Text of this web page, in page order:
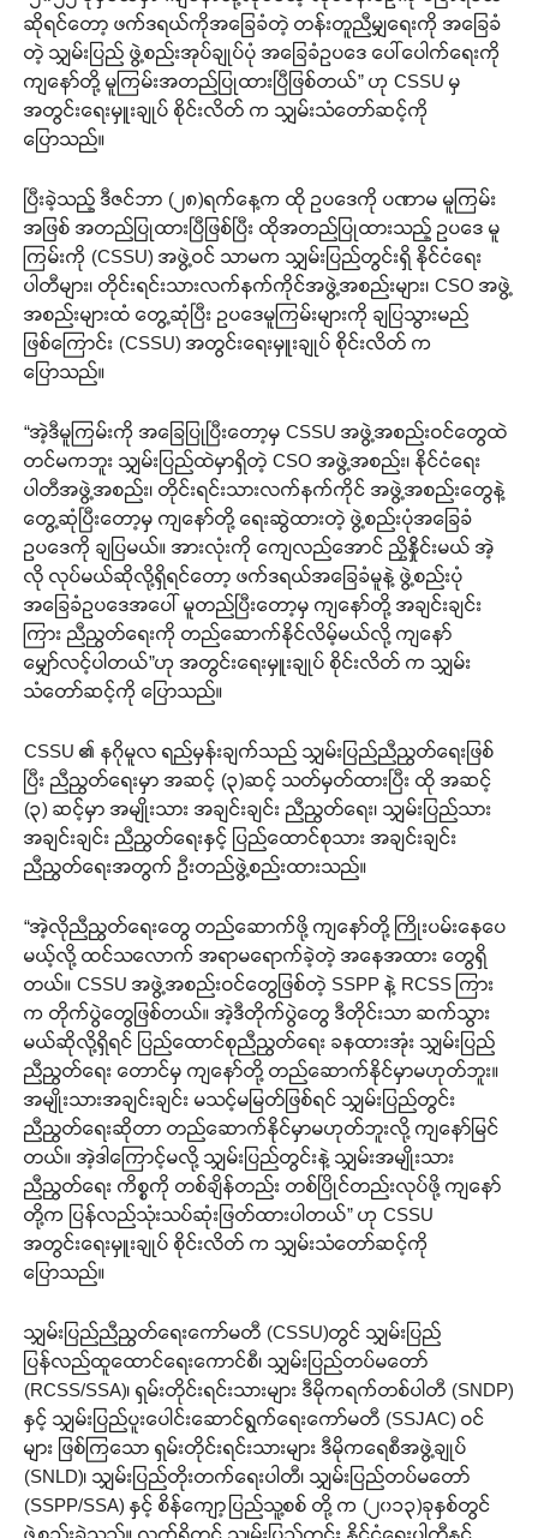
ဆိုရင်တော့ ဖက်ဒရယ်ကိုအခြေခံတဲ့ တန်းတူညီမျှရေးကို အခြေခံ
တဲ့ သျှမ်းပြည် ဖွဲ့စည်းအုပ်ချုပ်ပုံ အခြေခံဥပဒေ ပေါ်ပေါက်ရေးကို
ကျနော်တို့ မူကြမ်းအတည်ပြုထားပြီဖြစ်တယ်” ဟု CSSU မှ
အတွင်းရေးမှူးချုပ် စိုင်းလိတ် က သျှမ်းသံတော်ဆင့်ကို
ပြောသည်။
ပြီးခဲ့သည့် ဒီဇင်ဘာ (၂၈)ရက်နေ့က ထို ဥပဒေကို ပဏာမ မူကြမ်း
အဖြစ် အတည်ပြုထားပြီဖြစ်ပြီး ထိုအတည်ပြုထားသည့် ဥပဒေ မူ
ကြမ်းကို (CSSU) အဖွဲ့ဝင် သာမက သျှမ်းပြည်တွင်းရှိ နိုင်ငံရေး
ပါတီများ၊ တိုင်းရင်းသားလက်နက်ကိုင်အဖွဲ့အစည်းများ၊ CSO အဖွဲ့
အစည်းများထံ တွေ့ဆုံပြီး ဥပဒေမူကြမ်းများကို ချပြသွားမည်
ဖြစ်ကြောင်း (CSSU) အတွင်းရေးမှူးချုပ် စိုင်းလိတ် က
ပြောသည်။
“အဲ့ဒီမူကြမ်းကို အခြေပြုပြီးတော့မှ CSSU အဖွဲ့အစည်းဝင်တွေထဲ
တင်မကဘူး သျှမ်းပြည်ထဲမှာရှိတဲ့ CSO အဖွဲ့အစည်း၊ နိုင်ငံရေး
ပါတီအဖွဲ့အစည်း၊ တိုင်းရင်းသားလက်နက်ကိုင် အဖွဲ့အစည်းတွေနဲ့
တွေ့ဆုံပြီးတော့မှ ကျနော်တို့ ရေးဆွဲထားတဲ့ ဖွဲ့စည်းပုံအခြေခံ
ဥပဒေကို ချပြမယ်။ အားလုံးကို ကျေလည်အောင် ညှိနှိုင်းမယ် အဲ့
လို လုပ်မယ်ဆိုလို့ရှိရင်တော့ ဖက်ဒရယ်အခြေခံမူနဲ့ ဖွဲ့စည်းပုံ
အခြေခံဥပဒေအပေါ် မူတည်ပြီးတော့မှ ကျနော်တို့ အချင်းချင်း
ကြား ညီညွတ်ရေးကို တည်ဆောက်နိုင်လိမ့်မယ်လို့ ကျနော်
မျှော်လင့်ပါတယ်”ဟု အတွင်းရေးမှူးချုပ် စိုင်းလိတ် က သျှမ်း
သံတော်ဆင့်ကို ပြောသည်။
CSSU ၏ နဂိုမူလ ရည်မှန်းချက်သည် သျှမ်းပြည်ညီညွတ်ရေးဖြစ်
ပြီး ညီညွတ်ရေးမှာ အဆင့် (၃)ဆင့် သတ်မှတ်ထားပြီး ထို အဆင့်
(၃) ဆင့်မှာ အမျိုးသား အချင်းချင်း ညီညွတ်ရေး၊ သျှမ်းပြည်သား
အချင်းချင်း ညီညွတ်ရေးနှင့် ပြည်ထောင်စုသား အချင်းချင်း
ညီညွတ်ရေးအတွက် ဉီးတည်ဖွဲ့စည်းထားသည်။
“အဲ့လိုညီညွတ်ရေးတွေ တည်ဆောက်ဖို့ ကျနော်တို့ ကြိုးပမ်းနေပေ
မယ့်လို့ ထင်သလောက် အရာမရောက်ခဲ့တဲ့ အနေအထား တွေရှိ
တယ်။ CSSU အဖွဲ့အစည်းဝင်တွေဖြစ်တဲ့ SSPP နဲ့ RCSS ကြား
က တိုက်ပွဲတွေဖြစ်တယ်။ အဲ့ဒီတိုက်ပွဲတွေ ဒီတိုင်းသာ ဆက်သွား
မယ်ဆိုလို့ရှိရင် ပြည်ထောင်စုညီညွတ်ရေး ခနထားအုံး သျှမ်းပြည်
ညီညွတ်ရေး တောင်မှ ကျနော်တို့ တည်ဆောက်နိုင်မှာမဟုတ်ဘူး။
အမျိုးသားအချင်းချင်း မသင့်မမြတ်ဖြစ်ရင် သျှမ်းပြည်တွင်း
ညီညွတ်ရေးဆိုတာ တည်ဆောက်နိုင်မှာမဟုတ်ဘူးလို့ ကျနော်မြင်
တယ်။ အဲ့ဒါကြောင့်မလို့ သျှမ်းပြည်တွင်းနဲ့ သျှမ်းအမျိုးသား
ညီညွတ်ရေး ကိစ္စကို တစ်ချိန်တည်း တစ်ပြိုင်တည်းလုပ်ဖို့ ကျနော်
တို့က ပြန်လည်သုံးသပ်ဆုံးဖြတ်ထားပါတယ်” ဟု CSSU
အတွင်းရေးမှူးချုပ် စိုင်းလိတ် က သျှမ်းသံတော်ဆင့်ကို
ပြောသည်။
သျှမ်းပြည်ညီညွတ်ရေးကော်မတီ (CSSU)တွင် သျှမ်းပြည်
ပြန်လည်ထူထောင်ရေးကောင်စီ၊ သျှမ်းပြည်တပ်မတော်
(RCSS/SSA)၊ ရှမ်းတိုင်းရင်းသားများ ဒီမိုကရက်တစ်ပါတီ (SNDP)
နှင့် သျှမ်းပြည်ပူးပေါင်းဆောင်ရွက်ရေးကော်မတီ (SSJAC) ဝင်
များ ဖြစ်ကြသော ရှမ်းတိုင်းရင်းသားများ ဒီမိုကရေစီအဖွဲ့ချုပ်
(SNLD)၊ သျှမ်းပြည်တိုးတက်ရေးပါတီ၊ သျှမ်းပြည်တပ်မတော်
(SSPP/SSA) နှင့် စိန်ကျော့ပြည်သူ့စစ် တို့ က (၂၀၁၃)ခုနှစ်တွင်
ဖွဲ့စည်းခဲသည်။ လက်ရှိတွင် သျှမ်းပြည်တွင်း နိုင်ငံရေးပါတီနှင့်